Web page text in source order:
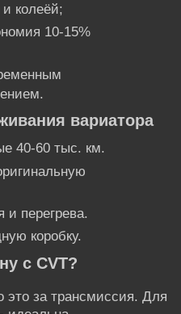
колеёй;
10-15%
вариатора
40-60 тыс. км.
и перегрева.
коробку.
с CVT?
за трансмиссия. Для